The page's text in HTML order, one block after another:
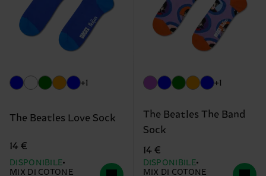
+1
The Beatles Love Sock
14 €
DISPONIBILE
MIX DI COTONE
+1
The Beatles The Band
Sock
14 €
DISPONIBILE
MIX DI COTONE